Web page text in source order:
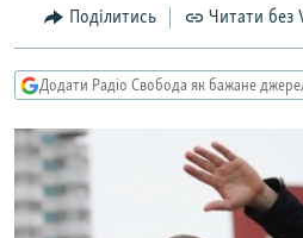
Перейти
до
пошуку
СУСПІЛЬСТВО
УКРАЇНА
СВІТ
ДОНБАС.РЕАЛІЇ
ТИ ЯК?
СХЕМИ
ПРИАЗОВ’Я
Поділитись Читати без
Додати Радіо Свобода як бажане